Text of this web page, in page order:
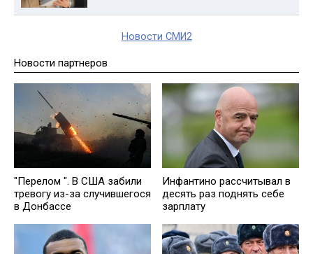
Новости СМИ2
Новости партнеров
"Перелом ". В США забили
тревогу из-за случившегося
в Донбассе
Инфантино рассчитывал в
десять раз поднять себе
зарплату